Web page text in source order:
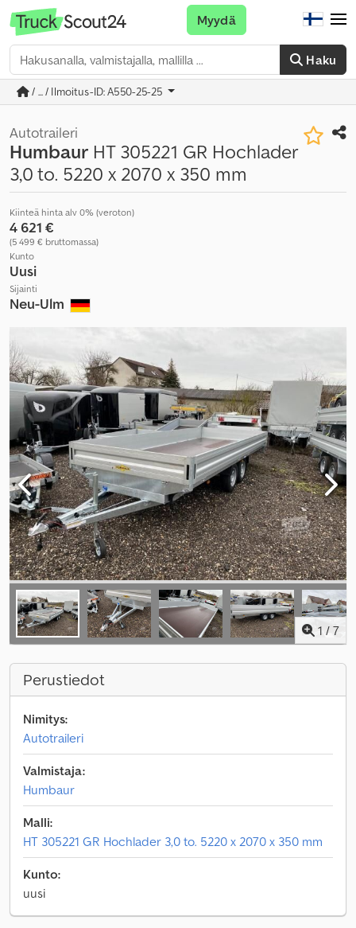
Haku
Myydä
/ ... / Ilmoitus-ID: A550-25-25
Autotraileri
Humbaur HT 305221 GR Hochlader
3,0 to. 5220 x 2070 x 350 mm
Kiinteä hinta alv 0% (veroton)
4 621 €
(5 499 € bruttomassa)
Kunto
Uusi
Sijainti
Neu-Ulm
1 / 7
Perustiedot
Nimitys:
Autotraileri
Valmistaja:
Humbaur
Malli:
HT 305221 GR Hochlader 3,0 to. 5220 x 2070 x 350 mm
Kunto:
uusi